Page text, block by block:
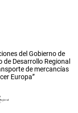
del Gobierno de
Desarrollo Regional
de mercancías
Europa”